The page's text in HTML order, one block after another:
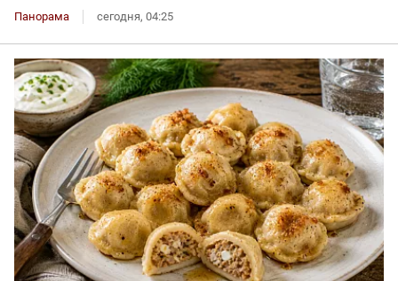
Панорама сегодня, 04:25